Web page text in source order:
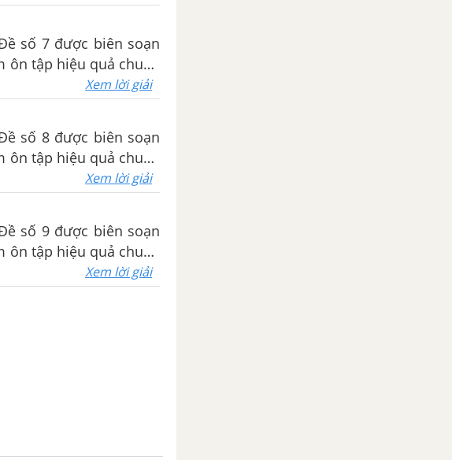
số 7 được biên soạn
tập hiệu quả chuẩn
Xem lời giải
số 8 được biên soạn
tập hiệu quả chuẩn
Xem lời giải
số 9 được biên soạn
tập hiệu quả chuẩn
Xem lời giải